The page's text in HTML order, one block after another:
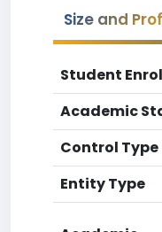
Size and
Student
Academic
Control Type
Entity Type